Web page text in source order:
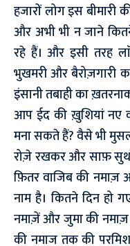
हजारों लोग इस
और अभी भी न जाने
रहे हैं। और इसी तरह
भुखमरी और बैरोज़गारी
इंसानी तबाही का
आप ईद की ख़ुशियां
मना सकते हैं? वैसे भी
रोज़े रखकर और साफ़
फ़ितर वाजिब की नमाज़
नाम है। कितने दिन हो
नमाज़ें और जुमा की
की नमाज तक की